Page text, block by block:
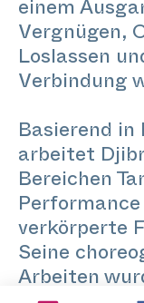
einem
Vergnügen,
Loslassen
Verbindung
Basierend in
arbeitet
Bereichen
Performance
verkörperte
Seine
Arbeiten